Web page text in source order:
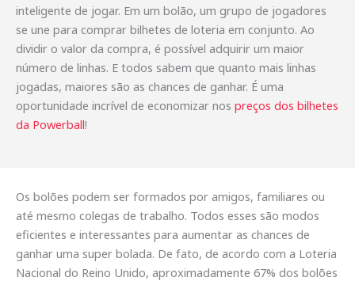
inteligente de jogar. Em um bolão, um grupo de jogadores
se une para comprar bilhetes de loteria em conjunto. Ao
dividir o valor da compra, é possível adquirir um maior
número de linhas. E todos sabem que quanto mais linhas
jogadas, maiores são as chances de ganhar. É uma
oportunidade incrível de economizar nos preços dos bilhetes
da Powerball!
Os bolões podem ser formados por amigos, familiares ou
até mesmo colegas de trabalho. Todos esses são modos
eficientes e interessantes para aumentar as chances de
ganhar uma super bolada. De fato, de acordo com a Loteria
Nacional do Reino Unido, aproximadamente 67% dos bolões